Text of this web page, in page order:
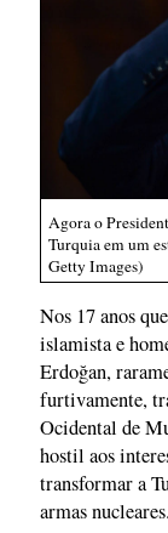
Agora o
Turquia em um
Getty Images)
Nos 17 anos
islamista e
Erdoğan,
furtivamente,
Ocidental de
hostil aos
transformar a
armas nucleares.